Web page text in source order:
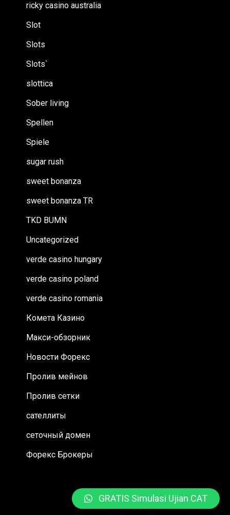
ricky casino australia
Slot
Slots
Slots`
slottica
Sober living
Spellen
Spiele
sugar rush
sweet bonanza
sweet bonanza TR
TKD BUMN
Uncategorized
verde casino hungary
verde casino poland
verde casino romania
Комета Казино
Макси-обзорник
Новости Форекс
Пролив мейнов
Пролив сетки
сателлиты
сеточный домен
Форекс Брокеры
GRATIS Simulasi Ujian CAT